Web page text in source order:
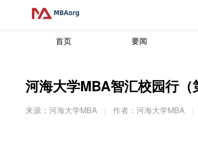
首页 要闻
河海大学MBA智汇校园行
来源：河海大学MBA 作者：河海大学MBA